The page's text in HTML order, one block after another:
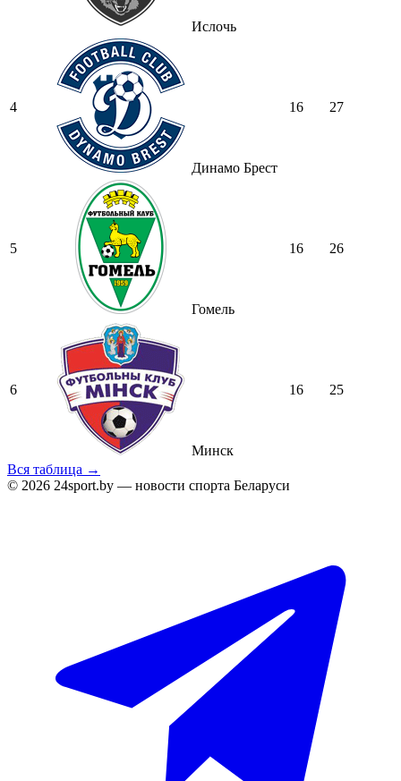
Ислочь
4
Динамо Брест
16 27
5
Гомель
16 26
6
Минск
16 25
Вся таблица →
© 2026 24sport.by — новости спорта Беларуси